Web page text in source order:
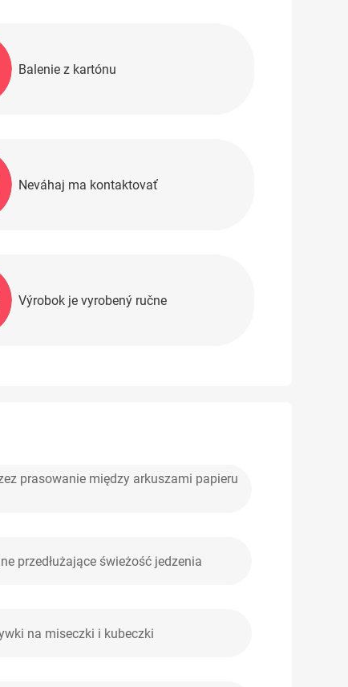
Balenie z kartónu
Neváhaj ma kontaktovať
Výrobok je vyrobený ručne
prasowanie między arkuszami papieru
przedłużające świeżość jedzenia
na miseczki i kubeczki